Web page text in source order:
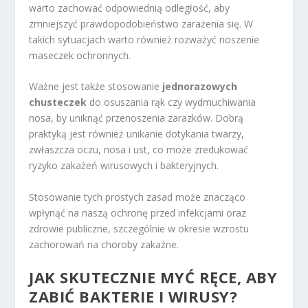
warto zachować odpowiednią odległość, aby
zmniejszyć prawdopodobieństwo zarażenia się. W
takich sytuacjach warto również rozważyć noszenie
maseczek ochronnych.
Ważne jest także stosowanie jednorazowych
chusteczek do osuszania rąk czy wydmuchiwania
nosa, by uniknąć przenoszenia zarazków. Dobrą
praktyką jest również unikanie dotykania twarzy,
zwłaszcza oczu, nosa i ust, co może zredukować
ryzyko zakażeń wirusowych i bakteryjnych.
Stosowanie tych prostych zasad może znacząco
wpłynąć na naszą ochronę przed infekcjami oraz
zdrowie publiczne, szczególnie w okresie wzrostu
zachorowań na choroby zakaźne.
JAK SKUTECZNIE MYĆ RĘCE, ABY
ZABIĆ BAKTERIE I WIRUSY?